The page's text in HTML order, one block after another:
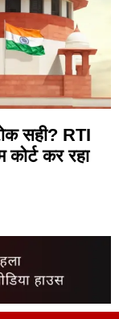
सही? RTI
कर रहा